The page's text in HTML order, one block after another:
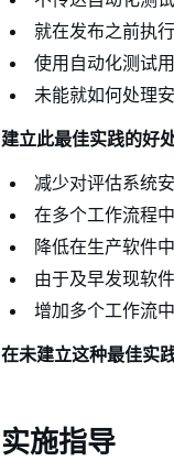
就在发布之前执
使用自动化测试
未能就如何处理
建立此最佳实践的好处
减少对评估系统
在多个工作流程
降低在生产软件
由于及早发现软
增加多个工作流
在未建立这种最佳实
实施指导